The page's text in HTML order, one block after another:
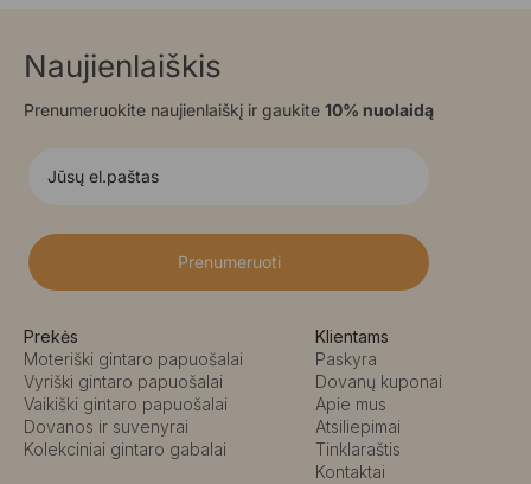
Naujienlaiškis
Prenumeruokite naujienlaiškį ir gaukite 10% nuolaidą
Prenumeruoti
Prekės
Moteriški gintaro papuošalai
Vyriški gintaro papuošalai
Vaikiški gintaro papuošalai
Dovanos ir suvenyrai
Kolekciniai gintaro gabalai
Klientams
Paskyra
Dovanų kuponai
Apie mus
Atsiliepimai
Tinklaraštis
Kontaktai